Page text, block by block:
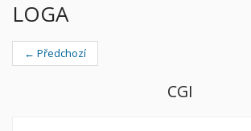
LOGA
← Předchozí
CGI